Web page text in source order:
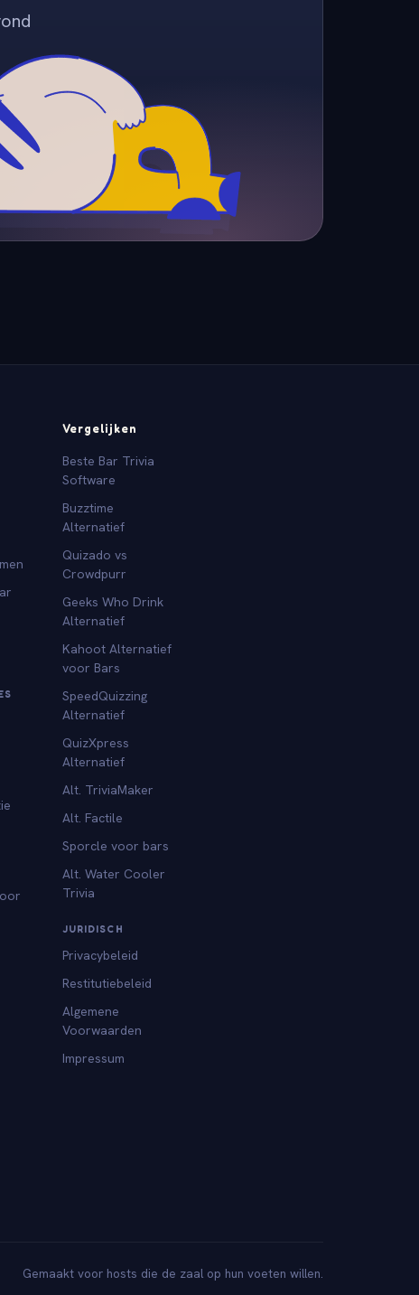
Vergelijken
Beste Bar Trivia
Software
Buzztime
Alternatief
Quizado vs
Crowdpurr
Geeks Who Drink
Alternatief
Kahoot Alternatief
voor Bars
SpeedQuizzing
Alternatief
QuizXpress
Alternatief
Alt. TriviaMaker
Alt. Factile
Sporcle voor bars
Alt. Water Cooler
Trivia
JURIDISCH
Privacybeleid
Restitutiebeleid
Algemene
Voorwaarden
Impressum
Gemaakt voor hosts die de zaal op hun voeten willen.